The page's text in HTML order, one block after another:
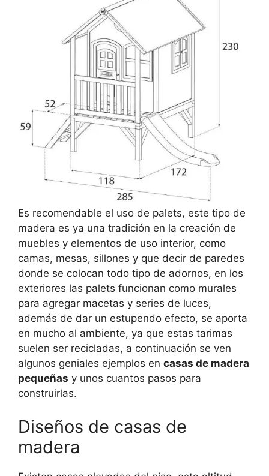
Es recomendable el uso de palets, este tipo de
madera es ya una tradición en la creación de
muebles y elementos de uso interior, como
camas, mesas, sillones y que decir de paredes
donde se colocan todo tipo de adornos, en los
exteriores las palets funcionan como murales
para agregar macetas y series de luces,
además de dar un estupendo efecto, se aporta
en mucho al ambiente, ya que estas tarimas
suelen ser recicladas, a continuación se ven
algunos geniales ejemplos en casas de madera
pequeñas y unos cuantos pasos para
construirlas.
Diseños de casas de
madera